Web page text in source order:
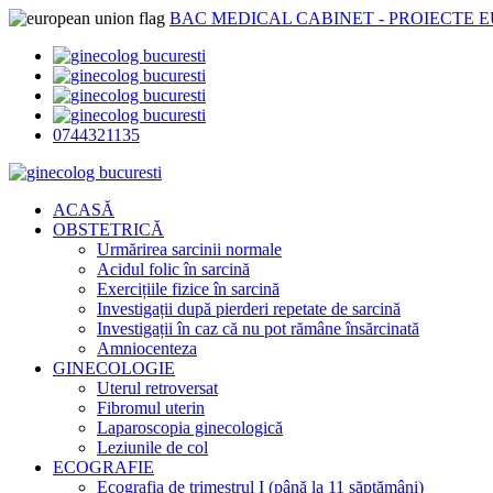
BAC MEDICAL CABINET - PROIECTE
0744321135
ACASĂ
OBSTETRICĂ
Urmărirea sarcinii normale
Acidul folic în sarcină
Exercițiile fizice în sarcină
Investigații după pierderi repetate de sarcină
Investigații în caz că nu pot rămâne însărcinată
Amniocenteza
GINECOLOGIE
Uterul retroversat
Fibromul uterin
Laparoscopia ginecologică
Leziunile de col
ECOGRAFIE
Ecografia de trimestrul I (până la 11 săptămâni)